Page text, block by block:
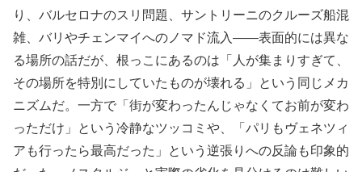
り、バルセロナのスリ問題、サントリーニのクルーズ船混
雑、バリやチェンマイへのノマド流入――表面的には異な
る場所の話だが、根っこにあるのは「人が集まりすぎて、
その場所を特別にしていたものが壊れる」という同じメカ
ニズムだ。一方で「街が変わったんじゃなくてお前が変わ
っただけ」という冷静なツッコミや、「パリもヴェネツィ
アも行ったら最高だった」という逆張りへの反論も印象的